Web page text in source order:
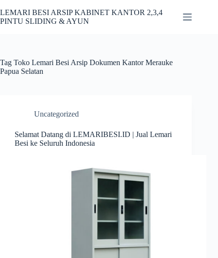
to
content
LEMARI BESI ARSIP KABINET KANTOR 2,3,4
PINTU SLIDING & AYUN
Tag Toko Lemari Besi Arsip Dokumen Kantor Merauke
Papua Selatan
Uncategorized
Selamat Datang di LEMARIBESI.ID | Jual Lemari
Besi ke Seluruh Indonesia